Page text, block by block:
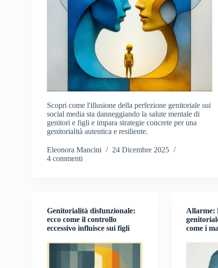
Scopri come l'illusione della perfezione genitoriale sui
social media sta danneggiando la salute mentale di
genitori e figli e impara strategie concrete per una
genitorialità autentica e resiliente.
Eleonora Mancini
24 Dicembre 2025
4 commenti
Genitorialità disfunzionale:
ecco come il controllo
eccessivo influisce sui figli
Allarme:
come i